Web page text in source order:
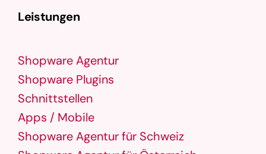
Leistungen
Shopware Agentur
Shopware Plugins
Schnittstellen
Apps / Mobile
Shopware Agentur für Schweiz